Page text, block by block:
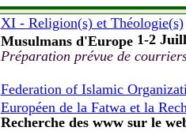
XI - Religion(s) et Théologie(s)
Musulmans d'Europe 1-2
Préparation prévue de
Federation of Islamic
Européen de la Fatwa et la
Recherche des www sur le